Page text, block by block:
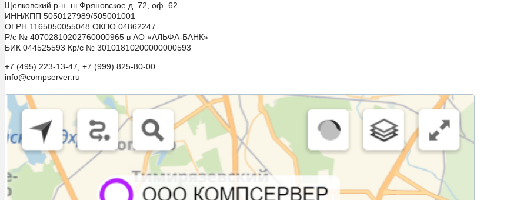
Щелковский р-н. ш Фряновское д. 72, оф. 62
ИНН/КПП 5050127989/505001001
ОГРН 1165050055048 ОКПО 04862247
Р/с № 40702810202760000965 в АО «АЛЬФА-БАНК»
БИК 044525593 Кр/с № 30101810200000000593
+7 (495) 223-13-47, +7 (999) 825-80-00
info@compserver.ru